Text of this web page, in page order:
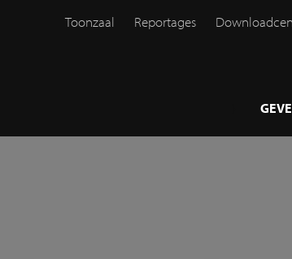
Toonzaal Reportages